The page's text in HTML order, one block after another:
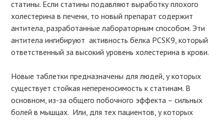
статины. Если статины подавляют выработку плохого
холестерина в печени, то новый препарат содержит
антитела, разработанные лабораторным способом. Эти
антитела ингибируют активность белка PCSK9, который
ответственный за высокий уровень холестерина в крови.
Новые таблетки предназначены для людей, у которых
существует стойкая непереносимость к статинам. В
основном, из-за общего побочного эффекта – сильных
болей в мышцах. Или, для тех пациентов, у которых